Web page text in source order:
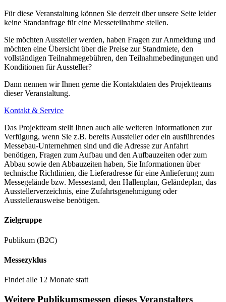
Für diese Veranstaltung können Sie derzeit über unsere Seite leider
keine Standanfrage für eine Messeteilnahme stellen.
Sie möchten Aussteller werden, haben Fragen zur Anmeldung und
möchten eine Übersicht über die Preise zur Standmiete, den
vollständigen Teilnahmegebühren, den Teilnahmebedingungen und
Konditionen für Aussteller?
Dann nennen wir Ihnen gerne die Kontaktdaten des Projektteams
dieser Veranstaltung.
Kontakt & Service
Das Projektteam stellt Ihnen auch alle weiteren Informationen zur
Verfügung, wenn Sie z.B. bereits Aussteller oder ein ausführendes
Messebau-Unternehmen sind und die Adresse zur Anfahrt
benötigen, Fragen zum Aufbau und den Aufbauzeiten oder zum
Abbau sowie den Abbauzeiten haben, Sie Informationen über
technische Richtlinien, die Lieferadresse für eine Anlieferung zum
Messegelände bzw. Messestand, den Hallenplan, Geländeplan, das
Ausstellerverzeichnis, eine Zufahrtsgenehmigung oder
Ausstellerausweise benötigen.
Zielgruppe
Publikum (B2C)
Messezyklus
Findet alle 12 Monate statt
Weitere Publikumsmessen dieses Veranstalters